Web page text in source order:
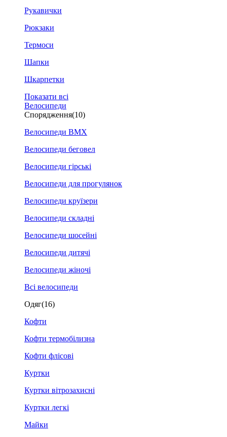
Рукавички
Рюкзаки
Термоси
Шапки
Шкарпетки
Показати всі
Велосипеди
Спорядження(10)
Велосипеди BMX
Велосипеди беговел
Велосипеди гірські
Велосипеди для прогулянок
Велосипеди круїзери
Велосипеди складні
Велосипеди шосейні
Велосипеди дитячі
Велосипеди жіночі
Всі велосипеди
Одяг(16)
Кофти
Кофти термобілизна
Кофти флісові
Куртки
Куртки вітрозахисні
Куртки легкі
Майки